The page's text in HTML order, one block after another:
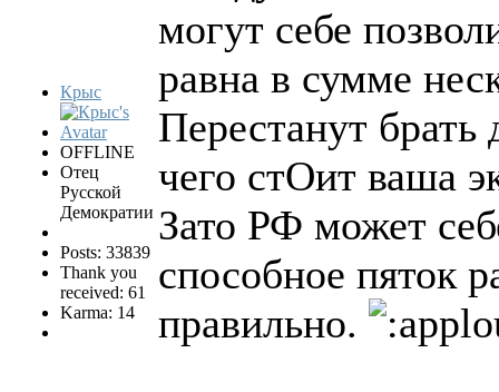
Крыс
OFFLINE
Отец
Русской
Демократии
Posts: 33839
Thank you
received: 61
Karma: 14
могут себе
равна в сумме
Перестанут брать
чего стОит ваша
Зато РФ может
способное пяток
правильно.